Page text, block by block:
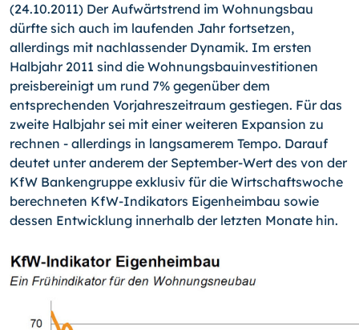
(24.10.2011) Der Aufwärtstrend im Wohnungsbau
dürfte sich auch im laufenden Jahr fortsetzen,
allerdings mit nachlassender Dynamik. Im ersten
Halbjahr 2011 sind die Wohnungsbauinvestitionen
preisbereinigt um rund 7% gegenüber dem
entsprechenden Vorjahreszeitraum gestiegen. Für das
zweite Halbjahr sei mit einer weiteren Expansion zu
rechnen - allerdings in langsamerem Tempo. Darauf
deutet unter anderem der September-Wert des von der
KfW Bankengruppe exklusiv für die Wirtschaftswoche
berechneten KfW-Indikators Eigenheimbau sowie
dessen Entwicklung innerhalb der letzten Monate hin.